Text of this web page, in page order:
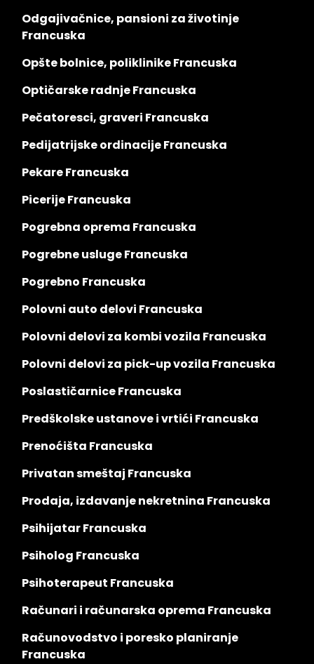
Odgajivačnice, pansioni za životinje
Francuska
Opšte bolnice, poliklinike Francuska
Optičarske radnje Francuska
Pečatoresci, graveri Francuska
Pedijatrijske ordinacije Francuska
Pekare Francuska
Picerije Francuska
Pogrebna oprema Francuska
Pogrebne usluge Francuska
Pogrebno Francuska
Polovni auto delovi Francuska
Polovni delovi za kombi vozila Francuska
Polovni delovi za pick-up vozila Francuska
Poslastičarnice Francuska
Predškolske ustanove i vrtići Francuska
Prenoćišta Francuska
Privatan smeštaj Francuska
Prodaja, izdavanje nekretnina Francuska
Psihijatar Francuska
Psiholog Francuska
Psihoterapeut Francuska
Računari i računarska oprema Francuska
Računovodstvo i poresko planiranje
Francuska